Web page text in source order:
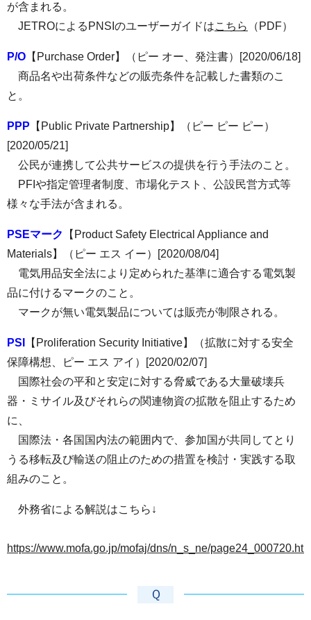
が含まれる。
JETROによるPNSIのユーザーガイドはこちら （PDF）
P/O 【Purchase Order】（ピー オー、発注書）[2020/06/18]
商品名や出荷条件などの販売条件を記載した書類のこ
と。
PPP 【Public Private Partnership】（ピー ピー ピー）
[2020/05/21]
公民が連携して公共サービスの提供を行う手法のこと。
PFIや指定管理者制度、市場化テスト、公設民営方式等
様々な手法が含まれる。
PSEマーク
【Product Safety Electrical Appliance and
Materials】（ピー エス イー）[2020/08/04]
電気用品安全法により定められた基準に適合する電気製
品に付けるマークのこと。
マークが無い電気製品については販売が制限される。
PSI
【Proliferation Security Initiative】（拡散に対する安全
保障構想、ピー エス アイ）[2020/02/07]
国際社会の平和と安定に対する脅威である大量破壊兵
器・ミサイル及びそれらの関連物資の拡散を阻止するため
に、
国際法・各国国内法の範囲内で、参加国が共同してとり
うる移転及び輸送の阻止のための措置を検討・実践する取
組みのこと。
外務省による解説はこちら↓
https://www.mofa.go.jp/mofaj/dns/n_s_ne/
Ｑ